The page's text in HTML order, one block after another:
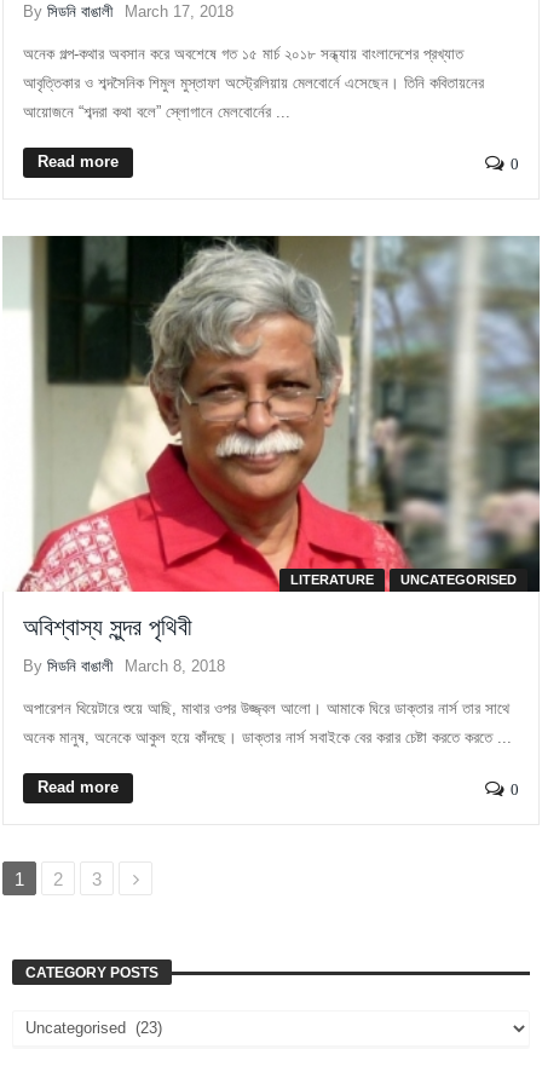
Byসিডনি বাঙালী March 17, 2018
অনেক গল্প-কথার অবসান করে অবশেষে গত ১৫ মার্চ ২০১৮ সন্ধ্যায় বাংলাদেশের প্রখ্যাত
আবৃত্তিকার ও শব্দসৈনিক শিমুল মুস্তাফা অস্ট্রেলিয়ায় মেলবোর্নে এসেছেন। তিনি কবিতায়নের
আয়োজনে “শব্দরা কথা বলে” স্লোগানে মেলবোর্নের ...
Read more 0
LITERATURE UNCATEGORISED
অবিশ্বাস্য সুন্দর পৃথিবী
Byসিডনি বাঙালী March 8, 2018
অপারেশন থিয়েটারে শুয়ে আছি, মাথার ওপর উজ্জ্বল আলো। আমাকে ঘিরে ডাক্তার নার্স তার সাথে
অনেক মানুষ, অনেকে আকুল হয়ে কাঁদছে। ডাক্তার নার্স সবাইকে বের করার চেষ্টা করতে করতে ...
Read more 0
1 2 3
CATEGORY POSTS